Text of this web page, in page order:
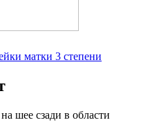
матки 3 степени